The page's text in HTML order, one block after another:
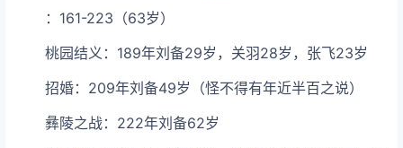
：161-223（63岁）
桃园结义：189年刘备29岁，关羽28岁，张飞23岁
招婚：209年刘备49岁（怪不得有年近半百之说）
彝陵之战：222年刘备62岁